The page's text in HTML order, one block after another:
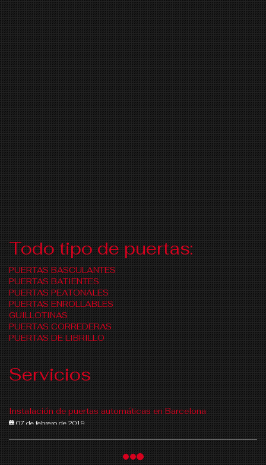
Todo tipo de puertas:
PUERTAS BASCULANTES
PUERTAS BATIENTES
PUERTAS PEATONALES
PUERTAS ENROLLABLES
GUILLOTINAS
PUERTAS CORREDERAS
PUERTAS DE LIBRILLO
Servicios
Instalación de puertas automáticas en Barcelona
07 de febrero de 2019